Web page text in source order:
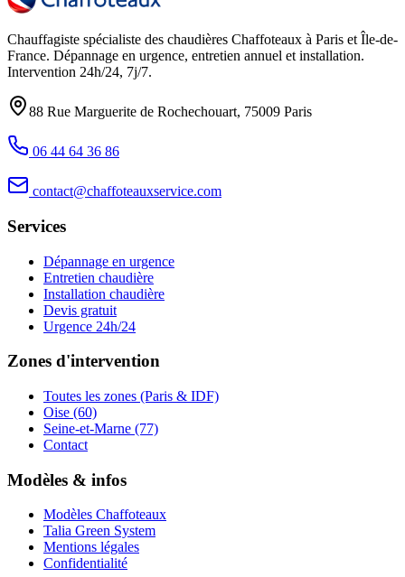
Chauffagiste spécialiste des chaudières Chaffoteaux à Paris et Île-de-
France. Dépannage en urgence, entretien annuel et installation.
Intervention 24h/24, 7j/7.
88 Rue Marguerite de Rochechouart, 75009 Paris
06 44 64 36 86
contact@chaffoteauxservice.com
Services
Dépannage en urgence
Entretien chaudière
Installation chaudière
Devis gratuit
Urgence 24h/24
Zones d'intervention
Toutes les zones (Paris & IDF)
Oise (60)
Seine-et-Marne (77)
Contact
Modèles & infos
Modèles Chaffoteaux
Talia Green System
Mentions légales
Confidentialité